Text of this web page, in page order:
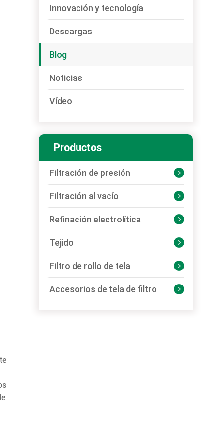
Innovación y tecnología
Descargas
Blog
Noticias
Vídeo
Productos
Filtración de presión 
Filtración al vacío 
Refinación electrolítica 
Tejido 
Filtro de rollo de tela 
Accesorios de tela de filtro 